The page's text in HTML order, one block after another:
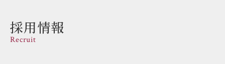
採用情報
Recruit